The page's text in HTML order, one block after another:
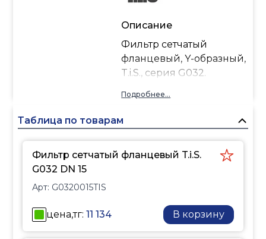
Описание
Фильтр сетчатый
фланцевый, Y-образный,
T.i.S., серия G032.
Подробнее...
Таблица по товарам
Фильтр сетчатый фланцевый T.i.S.
G032 DN 15
Арт: G0320015TIS
цена,тг:11 134 В корзину